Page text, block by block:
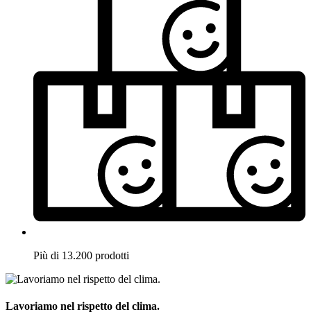
Più di 13.200 prodotti
Lavoriamo nel rispetto del clima.